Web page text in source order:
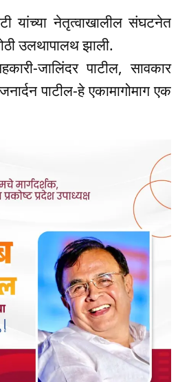
यांच्या नेतृत्वाखालील संघटनेत
उलथापालथ झाली.
जालिंदर पाटील, सावकार
पाटील-हे एकामागोमाग एक